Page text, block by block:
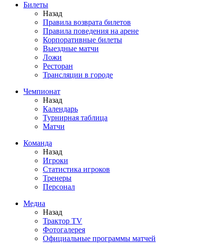
Билеты
Назад
Правила возврата билетов
Правила поведения на арене
Корпоративные билеты
Выездные матчи
Ложи
Ресторан
Трансляции в городе
Чемпионат
Назад
Календарь
Турнирная таблица
Матчи
Команда
Назад
Игроки
Статистика игроков
Тренеры
Персонал
Медиа
Назад
Трактор TV
Фотогалерея
Официальные программы матчей